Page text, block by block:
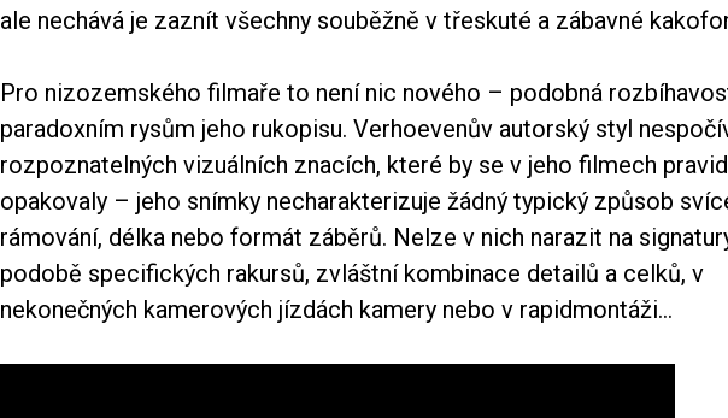
ale nechává je zaznít všechny souběžně v třeskuté a zábavné
Pro nizozemského filmaře to není nic nového – podobná
paradoxním rysům jeho rukopisu. Verhoevenův autorský styl
rozpoznatelných vizuálních znacích, které by se v jeho filmech
opakovaly – jeho snímky necharakterizuje žádný typický způsob
rámování, délka nebo formát záběrů. Nelze v nich narazit na
podobě specifických rakursů, zvláštní kombinace detailů a celků, v
nekonečných kamerových jízdách kamery nebo v rapidmontáži...